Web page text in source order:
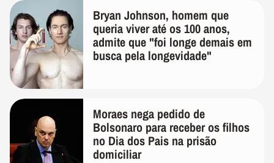
Bryan Johnson, homem que
queria viver até os 100 anos,
admite que "foi longe demais em
busca pela longevidade"
Moraes nega pedido de
Bolsonaro para receber os filhos
no Dia dos Pais na prisão
domiciliar